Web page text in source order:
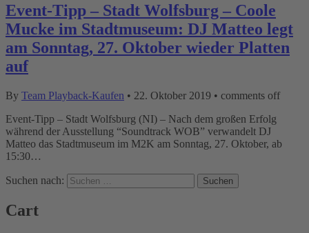
Event-Tipp – Stadt Wolfsburg – Coole
Mucke im Stadtmuseum: DJ Matteo legt
am Sonntag, 27. Oktober wieder Platten
auf
By Team Playback-Kaufen • 22. Oktober 2019 • comments off
Event-Tipp – Stadt Wolfsburg (NI) – Nach dem großen Erfolg
während der Ausstellung “Soundtrack WOB” verwandelt DJ
Matteo das Stadtmuseum im M2K am Sonntag, 27. Oktober, ab
15:30…
Suchen nach:
Cart